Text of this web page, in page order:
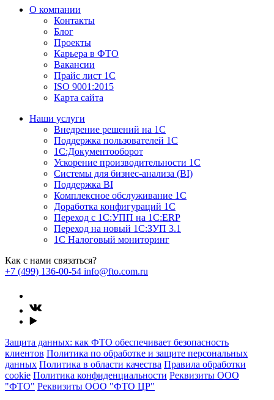
О компании
Контакты
Блог
Проекты
Карьера в ФТО
Вакансии
Прайс лист 1С
ISO 9001:2015
Карта сайта
Наши услуги
Внедрение решений на 1С
Поддержка пользователей 1С
1С:Документооборот
Ускорение производительности 1С
Системы для бизнес-анализа (BI)
Поддержка BI
Комплексное обслуживание 1С
Доработка конфигураций 1С
Переход с 1С:УПП на 1С:ERP
Переход на новый 1C:ЗУП 3.1
1С Налоговый мониторинг
Как с нами связаться?
+7 (499) 136-00-54 info@fto.com.ru
Защита данных: как ФТО обеспечивает безопасность
клиентов Политика по обработке и защите персональных
данных Политика в области качества Правила обработки
cookie Политика конфиденциальности Реквизиты ООО
"ФТО" Реквизиты ООО "ФТО ЦР"